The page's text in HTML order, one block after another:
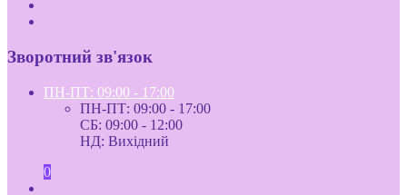
Зворотний зв'язок
ПН-ПТ: 09:00 - 17:00
ПН-ПТ: 09:00 - 17:00
СБ: 09:00 - 12:00
НД: Вихідний
0